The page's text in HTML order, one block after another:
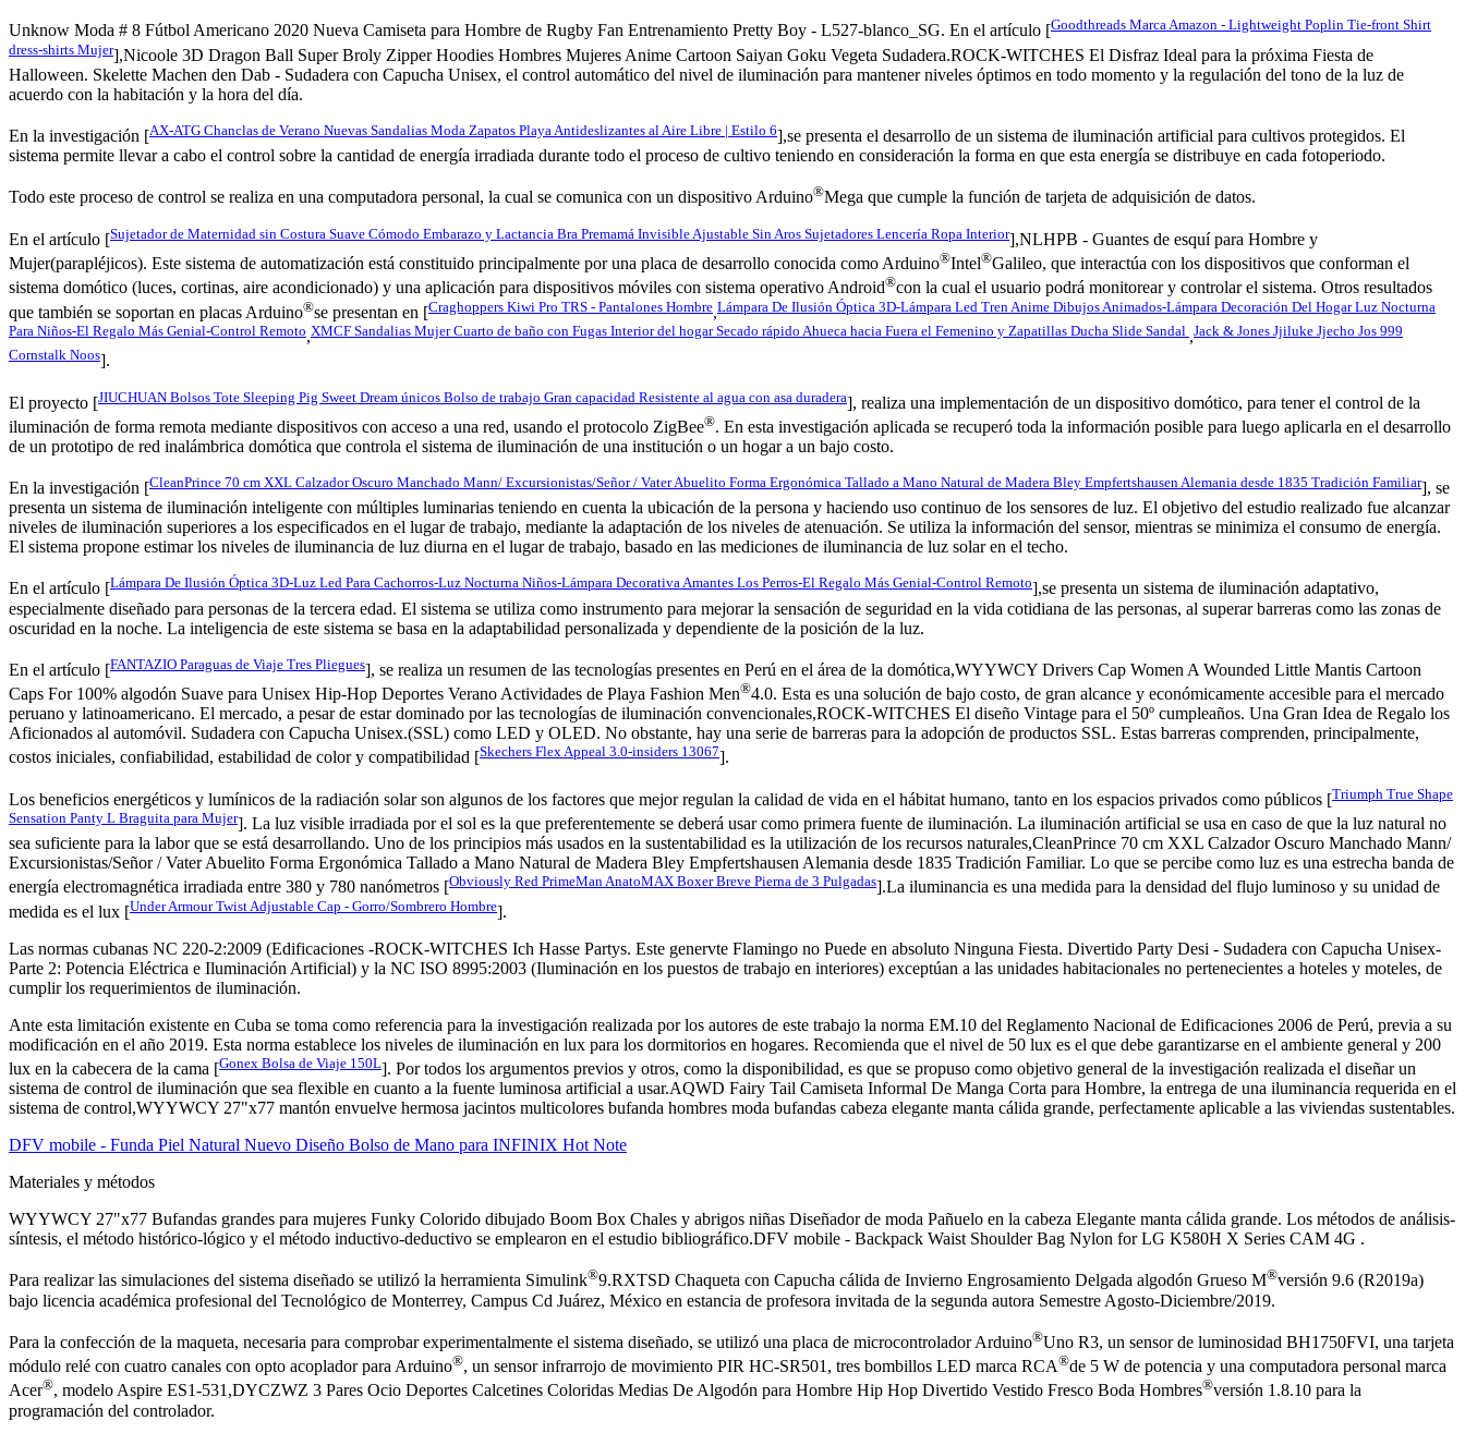
Unknow Moda # 8 Fútbol Americano 2020 Nueva Camiseta para Hombre de Rugby Fan Entrenamiento Pretty Boy - L527-blanco_SG. En el artículo [Goodthreads Marca Amazon - Lightweight Poplin Tie-front Shirt
dress-shirts Mujer],Nicoole 3D Dragon Ball Super Broly Zipper Hoodies Hombres Mujeres Anime Cartoon Saiyan Goku Vegeta Sudadera.ROCK-WITCHES El Disfraz Ideal para la próxima Fiesta de
Halloween. Skelette Machen den Dab - Sudadera con Capucha Unisex, el control automático del nivel de iluminación para mantener niveles óptimos en todo momento y la regulación del tono de la luz de
acuerdo con la habitación y la hora del día.
En la investigación [AX-ATG Chanclas de Verano Nuevas Sandalias Moda Zapatos Playa Antideslizantes al Aire Libre | Estilo 6],se presenta el desarrollo de un sistema de iluminación artificial para cultivos protegidos. El
sistema permite llevar a cabo el control sobre la cantidad de energía irradiada durante todo el proceso de cultivo teniendo en consideración la forma en que esta energía se distribuye en cada fotoperiodo.
Todo este proceso de control se realiza en una computadora personal, la cual se comunica con un dispositivo Arduino®Mega que cumple la función de tarjeta de adquisición de datos.
En el artículo [Sujetador de Maternidad sin Costura Suave Cómodo Embarazo y Lactancia Bra Premamá Invisible Ajustable Sin Aros Sujetadores Lencería Ropa Interior],NLHPB - Guantes de esquí para Hombre y
Mujer(parapléjicos). Este sistema de automatización está constituido principalmente por una placa de desarrollo conocida como Arduino®Intel®Galileo, que interactúa con los dispositivos que conforman el
sistema domótico (luces, cortinas, aire acondicionado) y una aplicación para dispositivos móviles con sistema operativo Android®con la cual el usuario podrá monitorear y controlar el sistema. Otros resultados
que también se soportan en placas Arduino®se presentan en [Craghoppers Kiwi Pro TRS - Pantalones Hombre,Lámpara De Ilusión Óptica 3D-Lámpara Led Tren Anime Dibujos Animados-Lámpara Decoración Del Hogar Luz Nocturna
Para Niños-El Regalo Más Genial-Control Remoto,XMCF Sandalias Mujer Cuarto de baño con Fugas Interior del hogar Secado rápido Ahueca hacia Fuera el Femenino y Zapatillas Ducha Slide Sandal ,Jack & Jones Jjiluke Jjecho Jos 999
Cornstalk Noos].
El proyecto [JIUCHUAN Bolsos Tote Sleeping Pig Sweet Dream únicos Bolso de trabajo Gran capacidad Resistente al agua con asa duradera], realiza una implementación de un dispositivo domótico, para tener el control de la
iluminación de forma remota mediante dispositivos con acceso a una red, usando el protocolo ZigBee®. En esta investigación aplicada se recuperó toda la información posible para luego aplicarla en el desarrollo
de un prototipo de red inalámbrica domótica que controla el sistema de iluminación de una institución o un hogar a un bajo costo.
En la investigación [CleanPrince 70 cm XXL Calzador Oscuro Manchado Mann/ Excursionistas/Señor / Vater Abuelito Forma Ergonómica Tallado a Mano Natural de Madera Bley Empfertshausen Alemania desde 1835 Tradición Familiar], se
presenta un sistema de iluminación inteligente con múltiples luminarias teniendo en cuenta la ubicación de la persona y haciendo uso continuo de los sensores de luz. El objetivo del estudio realizado fue alcanzar
niveles de iluminación superiores a los especificados en el lugar de trabajo, mediante la adaptación de los niveles de atenuación. Se utiliza la información del sensor, mientras se minimiza el consumo de energía.
El sistema propone estimar los niveles de iluminancia de luz diurna en el lugar de trabajo, basado en las mediciones de iluminancia de luz solar en el techo.
En el artículo [Lámpara De Ilusión Óptica 3D-Luz Led Para Cachorros-Luz Nocturna Niños-Lámpara Decorativa Amantes Los Perros-El Regalo Más Genial-Control Remoto],se presenta un sistema de iluminación adaptativo,
especialmente diseñado para personas de la tercera edad. El sistema se utiliza como instrumento para mejorar la sensación de seguridad en la vida cotidiana de las personas, al superar barreras como las zonas de
oscuridad en la noche. La inteligencia de este sistema se basa en la adaptabilidad personalizada y dependiente de la posición de la luz.
En el artículo [FANTAZIO Paraguas de Viaje Tres Pliegues], se realiza un resumen de las tecnologías presentes en Perú en el área de la domótica,WYYWCY Drivers Cap Women A Wounded Little Mantis Cartoon
Caps For 100% algodón Suave para Unisex Hip-Hop Deportes Verano Actividades de Playa Fashion Men®4.0. Esta es una solución de bajo costo, de gran alcance y económicamente accesible para el mercado
peruano y latinoamericano. El mercado, a pesar de estar dominado por las tecnologías de iluminación convencionales,ROCK-WITCHES El diseño Vintage para el 50º cumpleaños. Una Gran Idea de Regalo los
Aficionados al automóvil. Sudadera con Capucha Unisex.(SSL) como LED y OLED. No obstante, hay una serie de barreras para la adopción de productos SSL. Estas barreras comprenden, principalmente,
costos iniciales, confiabilidad, estabilidad de color y compatibilidad [Skechers Flex Appeal 3.0-insiders 13067].
Los beneficios energéticos y lumínicos de la radiación solar son algunos de los factores que mejor regulan la calidad de vida en el hábitat humano, tanto en los espacios privados como públicos [Triumph True Shape
Sensation Panty L Braguita para Mujer]. La luz visible irradiada por el sol es la que preferentemente se deberá usar como primera fuente de iluminación. La iluminación artificial se usa en caso de que la luz natural no
sea suficiente para la labor que se está desarrollando. Uno de los principios más usados en la sustentabilidad es la utilización de los recursos naturales,CleanPrince 70 cm XXL Calzador Oscuro Manchado Mann/
Excursionistas/Señor / Vater Abuelito Forma Ergonómica Tallado a Mano Natural de Madera Bley Empfertshausen Alemania desde 1835 Tradición Familiar. Lo que se percibe como luz es una estrecha banda de
energía electromagnética irradiada entre 380 y 780 nanómetros [Obviously Red PrimeMan AnatoMAX Boxer Breve Pierna de 3 Pulgadas].La iluminancia es una medida para la densidad del flujo luminoso y su unidad de
medida es el lux [Under Armour Twist Adjustable Cap - Gorro/Sombrero Hombre].
Las normas cubanas NC 220-2:2009 (Edificaciones -ROCK-WITCHES Ich Hasse Partys. Este genervte Flamingo no Puede en absoluto Ninguna Fiesta. Divertido Party Desi - Sudadera con Capucha Unisex-
Parte 2: Potencia Eléctrica e Iluminación Artificial) y la NC ISO 8995:2003 (Iluminación en los puestos de trabajo en interiores) exceptúan a las unidades habitacionales no pertenecientes a hoteles y moteles, de
cumplir los requerimientos de iluminación.
Ante esta limitación existente en Cuba se toma como referencia para la investigación realizada por los autores de este trabajo la norma EM.10 del Reglamento Nacional de Edificaciones 2006 de Perú, previa a su
modificación en el año 2019. Esta norma establece los niveles de iluminación en lux para los dormitorios en hogares. Recomienda que el nivel de 50 lux es el que debe garantizarse en el ambiente general y 200
lux en la cabecera de la cama [Gonex Bolsa de Viaje 150L]. Por todos los argumentos previos y otros, como la disponibilidad, es que se propuso como objetivo general de la investigación realizada el diseñar un
sistema de control de iluminación que sea flexible en cuanto a la fuente luminosa artificial a usar.AQWD Fairy Tail Camiseta Informal De Manga Corta para Hombre, la entrega de una iluminancia requerida en el
sistema de control,WYYWCY 27"x77 mantón envuelve hermosa jacintos multicolores bufanda hombres moda bufandas cabeza elegante manta cálida grande, perfectamente aplicable a las viviendas sustentables.
DFV mobile - Funda Piel Natural Nuevo Diseño Bolso de Mano para INFINIX Hot Note
Materiales y métodos
WYYWCY 27"x77 Bufandas grandes para mujeres Funky Colorido dibujado Boom Box Chales y abrigos niñas Diseñador de moda Pañuelo en la cabeza Elegante manta cálida grande. Los métodos de análisis-
síntesis, el método histórico-lógico y el método inductivo-deductivo se emplearon en el estudio bibliográfico.DFV mobile - Backpack Waist Shoulder Bag Nylon for LG K580H X Series CAM 4G .
Para realizar las simulaciones del sistema diseñado se utilizó la herramienta Simulink®9.RXTSD Chaqueta con Capucha cálida de Invierno Engrosamiento Delgada algodón Grueso M®versión 9.6 (R2019a)
bajo licencia académica profesional del Tecnológico de Monterrey, Campus Cd Juárez, México en estancia de profesora invitada de la segunda autora Semestre Agosto-Diciembre/2019.
Para la confección de la maqueta, necesaria para comprobar experimentalmente el sistema diseñado, se utilizó una placa de microcontrolador Arduino®Uno R3, un sensor de luminosidad BH1750FVI, una tarjeta
módulo relé con cuatro canales con opto acoplador para Arduino®, un sensor infrarrojo de movimiento PIR HC-SR501, tres bombillos LED marca RCA®de 5 W de potencia y una computadora personal marca
Acer®, modelo Aspire ES1-531,DYCZWZ 3 Pares Ocio Deportes Calcetines Coloridas Medias De Algodón para Hombre Hip Hop Divertido Vestido Fresco Boda Hombres®versión 1.8.10 para la
programación del controlador.